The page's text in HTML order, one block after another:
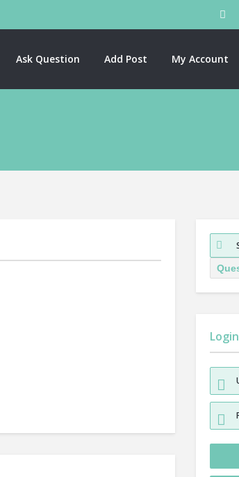
Ask Question Add Post My Account
Login